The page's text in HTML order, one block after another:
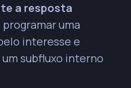
a resposta
uma
interesse e
subfluxo interno